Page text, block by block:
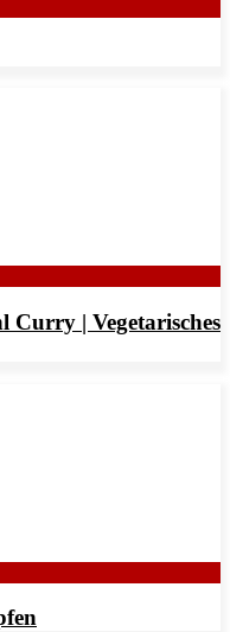
Curry | Vegetarisches